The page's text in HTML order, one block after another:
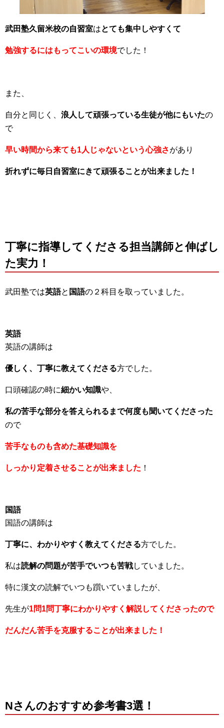
武田塾久留米校の自習室はとても集中しやすくて
勉強するにはもってこいの環境でした！
また、
自分と同じく、 浪人して頑張っている生徒が他にもいたの
で
早い時間から来ても1人じゃないという心強さがあり
折れずに毎日自習室にきて頑張ることが出来ました！
丁寧に指導してくださる担当講師と伸ばし
た実力！
武田塾では英語と 国語の２科目を取っていました。
英語
英語の講師は
優しく、丁寧に教えてくださる方でした。
口頭確認の時に細かい知識や、
私の苦手な部分を答えられるまで何度も聞いてくださった
ので
苦手なものも含めた基礎知識を
しっかり定着させることが出来ました ！
国語
国語の講師は
丁寧に、わかりやすく教えてくださる方でした。
私は読解の問題が苦手でいつも苦戦していました。
特に漢文の読解でいつも躓いていましたが、
先生が1問1問丁寧にわかりやすく解説してくださったので
だんだん苦手を克服することが出来ました！
Nさんのおすすめ参考書3選！